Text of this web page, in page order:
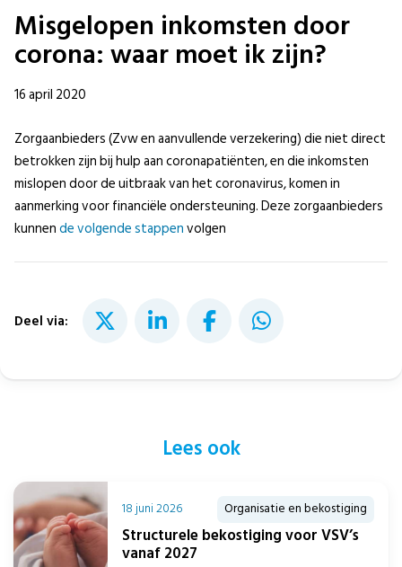
Misgelopen inkomsten door
corona: waar moet ik zijn?
16 april 2020
Zorgaanbieders (Zvw en aanvullende verzekering) die niet direct
betrokken zijn bij hulp aan coronapatiënten, en die inkomsten
mislopen door de uitbraak van het coronavirus, komen in
aanmerking voor financiële ondersteuning. Deze zorgaanbieders
kunnende volgende stappenvolgen
Deel via:
Lees ook
18 juni 2026 Organisatie en bekostiging
Structurele bekostiging voor VSV’s
vanaf 2027